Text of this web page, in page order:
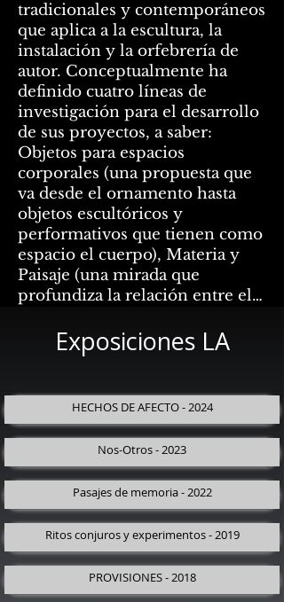
tradicionales y contemporáneos
que aplica a la escultura, la
instalación y la orfebrería de
autor. Conceptualmente ha
definido cuatro líneas de
investigación para el desarrollo
de sus proyectos, a saber:
Objetos para espacios
corporales (una propuesta que
va desde el ornamento hasta
objetos escultóricos y
performativos que tienen como
espacio el cuerpo), Materia y
Paisaje (una mirada que
profundiza la relación entre el
instalativo ), Naturaleza –
Cultura – Entropía (una línea de
naturales y culturales que
formas naturales, a los
territorios y a sus comunidades)
y Atanor- La Transmutación de
la Materia (esta propuesta
profundiza en el poder
simbólico y matérico del fuego
como cimiento de la cultura
humana). Estas líneas de
Exposiciones LA
HECHOS DE AFECTO - 2024
Nos-Otros - 2023
Pasajes de memoria - 2022
Ritos conjuros y experimentos - 2019
PROVISIONES - 2018